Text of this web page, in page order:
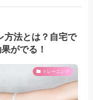
方法とは？自宅で
がでる！
トレーニング